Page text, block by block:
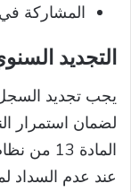
المشاركة
التجديد
يجب تجديد
لضمان استمرار
المادة
عند عدم السداد